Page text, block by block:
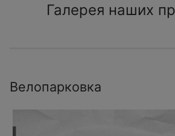
Галерея наших
Велопарковка